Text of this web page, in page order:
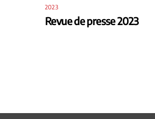
2023
Revue de presse 2023